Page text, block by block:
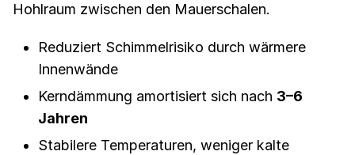
Hohlraum zwischen den Mauerschalen.
Reduziert Schimmelrisiko durch wärmere
Innenwände
Kerndämmung amortisiert sich nach 3–6
Jahren
Stabilere Temperaturen, weniger kalte